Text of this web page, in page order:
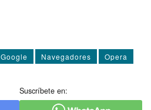
Google Navegadores Opera
Suscríbete en: